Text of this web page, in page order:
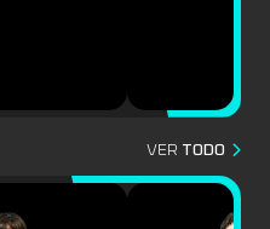
VER TODO